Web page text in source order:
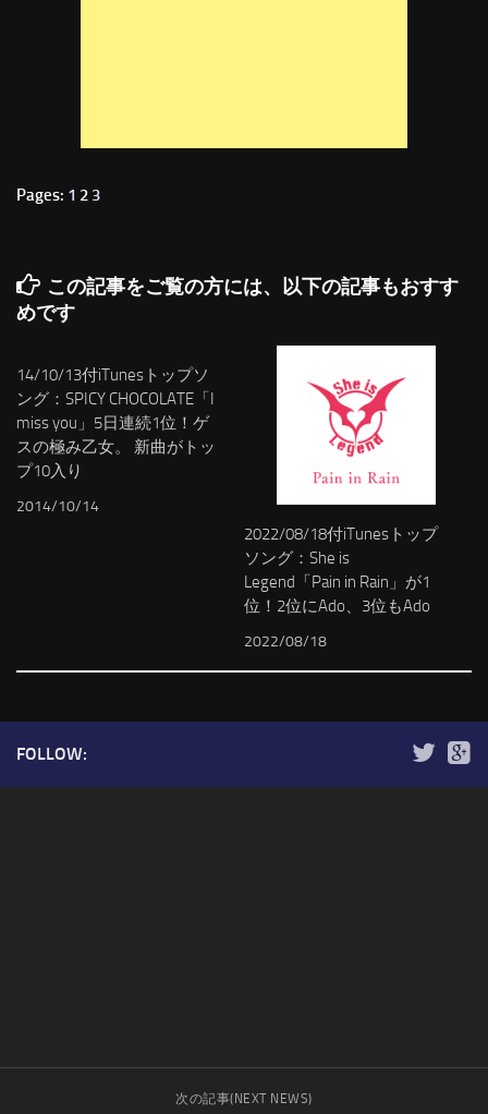
Pages: 1 2 3
この記事をご覧の方には、以下の記事もおすす
めです
14/10/13付iTunesトップソ
ング：SPICY CHOCOLATE「I
miss you」5日連続1位！ゲ
スの極み乙女。 新曲がトッ
プ10入り
2014/10/14
2022/08/18付iTunesトップ
ソング：She is
Legend「Pain in Rain」が1
位！2位にAdo、3位もAdo
2022/08/18
FOLLOW:
次の記事(NEXT NEWS)